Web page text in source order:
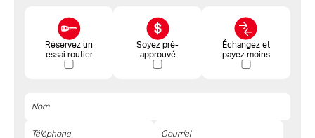
Réservez un
essai routier
Soyez pré-
approuvé
Échangez et
payez moins